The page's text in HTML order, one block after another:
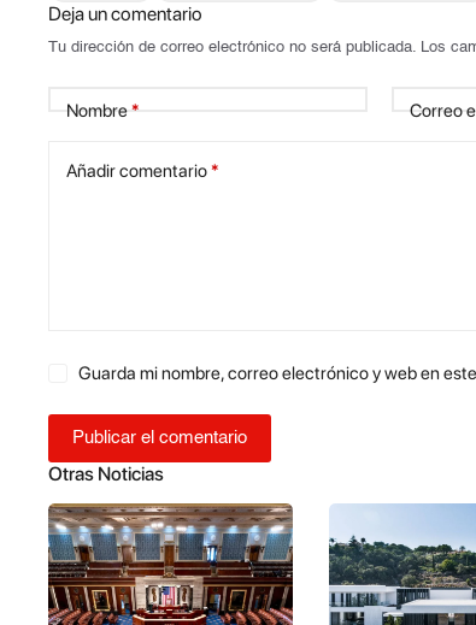
Deja un comentario
Tu dirección de correo electrónico no será publicada. Los
Nombre* Correo
Añadir comentario*
Guarda mi nombre, correo electrónico y web en
Publicar el comentario
Otras Noticias